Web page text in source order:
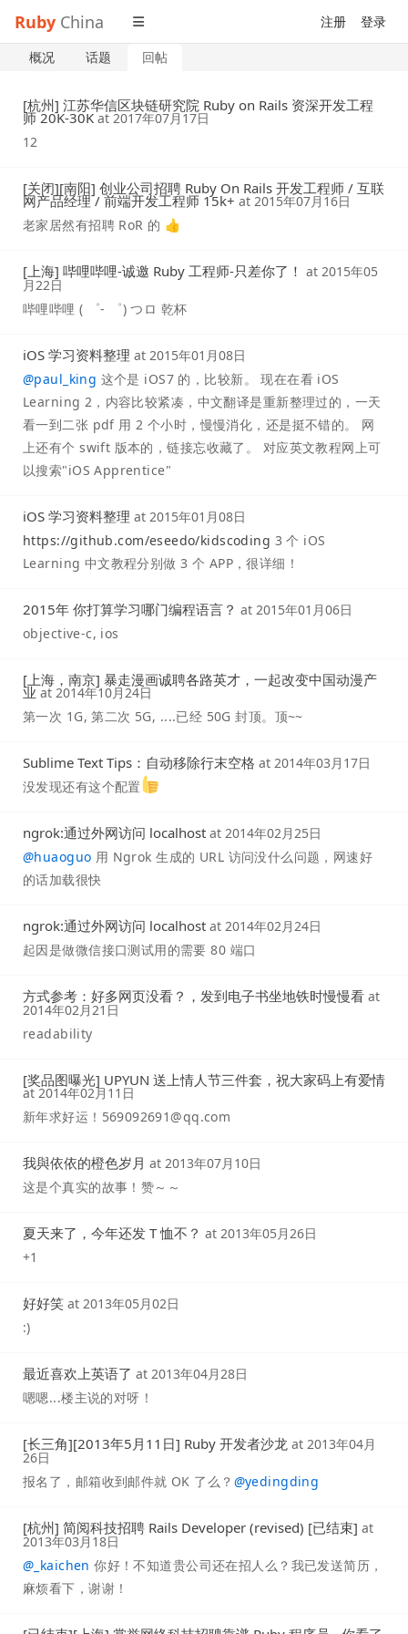
Ruby China 注册 登录
概况 话题 回帖
[杭州] 江苏华信区块链研究院 Ruby on Rails 资深开发工程
师 20K-30K at2017年07月17日
12
[关闭][南阳] 创业公司招聘 Ruby On Rails 开发工程师 / 互联
网产品经理 / 前端开发工程师 15k+ at 2015年07月16日
老家居然有招聘 RoR 的 👍
[上海] 哔哩哔哩-诚邀 Ruby 工程师-只差你了！ at 2015年05
月22日
哔哩哔哩 ( ゜- ゜) つロ 乾杯
iOS 学习资料整理 at 2015年01月08日
@paul_king 这个是 iOS7 的，比较新。 现在在看 iOS
Learning 2，内容比较紧凑，中文翻译是重新整理过的，一天
看一到二张 pdf 用 2 个小时，慢慢消化，还是挺不错的。 网
上还有个 swift 版本的，链接忘收藏了。 对应英文教程网上可
以搜索"iOS Apprentice"
iOS 学习资料整理 at 2015年01月08日
https://github.com/eseedo/kidscoding 3 个 iOS
Learning 中文教程分别做 3 个 APP，很详细！
2015年 你打算学习哪门编程语言？ at 2015年01月06日
objective-c, ios
[上海，南京] 暴走漫画诚聘各路英才，一起改变中国动漫产
业 at 2014年10月24日
第一次 1G, 第二次 5G, ....已经 50G 封顶。顶~~
Sublime Text Tips：自动移除行末空格 at 2014年03月17日
没发现还有这个配置
ngrok:通过外网访问 localhost at 2014年02月25日
@huaoguo 用 Ngrok 生成的 URL 访问没什么问题，网速好
的话加载很快
ngrok:通过外网访问 localhost at 2014年02月24日
起因是做微信接口测试用的需要 80 端口
方式参考：好多网页没看？，发到电子书坐地铁时慢慢看 at
2014年02月21日
readability
[奖品图曝光] UPYUN 送上情人节三件套，祝大家码上有爱情
at2014年02月11日
新年求好运！ 569092691@qq.com
我與依依的橙色岁月 at 2013年07月10日
这是个真实的故事！赞～～
夏天来了，今年还发 T 恤不？ at 2013年05月26日
+1
好好笑 at 2013年05月02日
:)
最近喜欢上英语了 at 2013年04月28日
嗯嗯...楼主说的对呀！
[长三角][2013年5月11日] Ruby 开发者沙龙 at 2013年04月
26日
报名了，邮箱收到邮件就 OK 了么？ @yedingding
[杭州] 简阅科技招聘 Rails Developer (revised) [已结束] at
2013年03月18日
@ _kaichen 你好！不知道贵公司还在招人么？我已发送简历，
麻烦看下，谢谢！